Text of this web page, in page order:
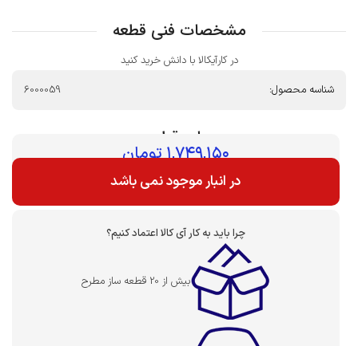
مشخصات فنی قطعه
در کارآیکالا با دانش خرید کنید
شناسه محصول:
6000059
بهای قطعه :
۱,۷۴۹,۱۵۰تومان
در انبار موجود نمی باشد
چرا باید به کار آی کالا اعتماد کنیم؟
بیش از 20 قطعه ساز مطرح